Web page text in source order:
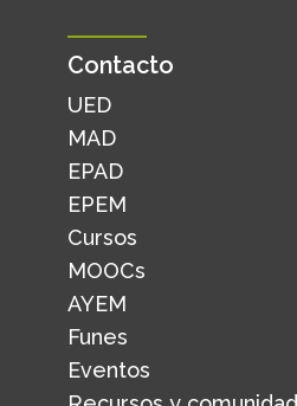
Contacto
UED
MAD
EPAD
EPEM
Cursos
MOOCs
AYEM
Funes
Eventos